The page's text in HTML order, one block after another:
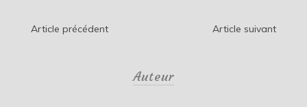
Navigation
Article précédent Article suivant
Auteur